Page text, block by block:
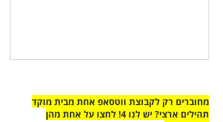
י כאן >>